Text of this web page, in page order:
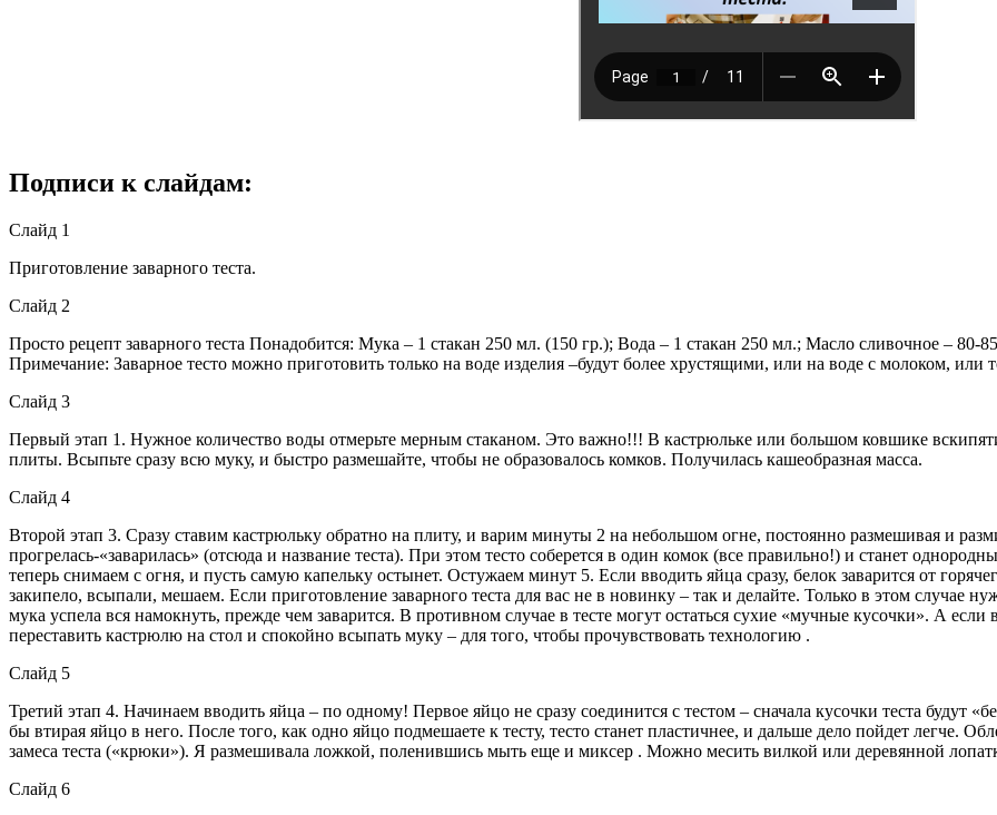
Подписи к слайдам:
Слайд 1
Приготовление заварного теста.
Слайд 2
Просто рецепт заварного теста Понадобится: Мука – 1 стакан 250 мл. (150 гр.); Вода – 1 стакан 250 мл.; Масло сливочное –
Примечание: Заварное тесто можно приготовить только на воде изделия –будут более хрустящими, или на воде с молоком, или
Слайд 3
Первый этап 1. Нужное количество воды отмерьте мерным стаканом. Это важно!!! В кастрюльке или большом ковшике
плиты. Всыпьте сразу всю муку, и быстро размешайте, чтобы не образовалось комков. Получилась кашеобразная масса.
Слайд 4
Второй этап 3. Сразу ставим кастрюльку обратно на плиту, и варим минуты 2 на небольшом огне, постоянно размешивая и
прогрелась-«заварилась» (отсюда и название теста). При этом тесто соберется в один комок (все правильно!) и станет
теперь снимаем с огня, и пусть самую капельку остынет. Остужаем минут 5. Если вводить яйца сразу, белок заварится от
закипело, всыпали, мешаем. Если приготовление заварного теста для вас не в новинку – так и делайте. Только в этом случае
мука успела вся намокнуть, прежде чем заварится. В противном случае в тесте могут остаться сухие «мучные кусочки». А если
переставить кастрюлю на стол и спокойно всыпать муку – для того, чтобы прочувствовать технологию .
Слайд 5
Третий этап 4. Начинаем вводить яйца – по одному! Первое яйцо не сразу соединится с тестом – сначала кусочки теста будут
бы втирая яйцо в него. После того, как одно яйцо подмешаете к тесту, тесто станет пластичнее, и дальше дело пойдет легче.
замеса теста («крюки»). Я размешивала ложкой, поленившись мыть еще и миксер . Можно месить вилкой или деревянной
Слайд 6